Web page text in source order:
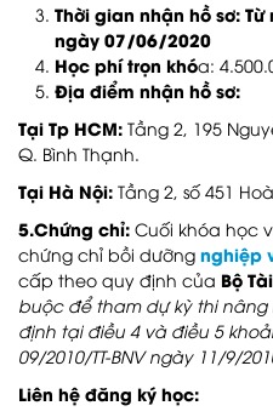
Thời gian nhận hồ sơ:
ngày 07/06/2020
Học phí trọn khóa:
Địa điểm nhận hồ sơ:
Tại Tp HCM: Tầng 2, 195
Q. Bình Thạnh.
Tại Hà Nội: Tầng 2, số 451
5.Chứng chỉ: Cuối khóa học
chứng chỉ bồi dưỡng nghiệp
cấp theo quy định của Bộ
buộc để tham dự kỳ thi
định tại điều 4 và điều 5
09/2010/TT-BNV ngày 11/9/
Liên hệ đăng ký học: